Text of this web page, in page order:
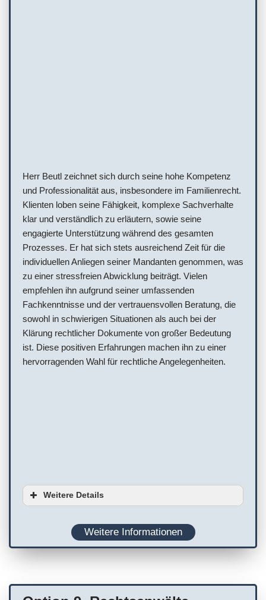
Herr Beutl zeichnet sich durch seine hohe Kompetenz
und Professionalität aus, insbesondere im Familienrecht.
Klienten loben seine Fähigkeit, komplexe Sachverhalte
klar und verständlich zu erläutern, sowie seine
engagierte Unterstützung während des gesamten
Prozesses. Er hat sich stets ausreichend Zeit für die
individuellen Anliegen seiner Mandanten genommen, was
zu einer stressfreien Abwicklung beiträgt. Vielen
empfehlen ihn aufgrund seiner umfassenden
Fachkenntnisse und der vertrauensvollen Beratung, die
sowohl in schwierigen Situationen als auch bei der
Klärung rechtlicher Dokumente von großer Bedeutung
ist. Diese positiven Erfahrungen machen ihn zu einer
hervorragenden Wahl für rechtliche Angelegenheiten.
Weitere Details
Barrierefreiheit
Weitere Informationen